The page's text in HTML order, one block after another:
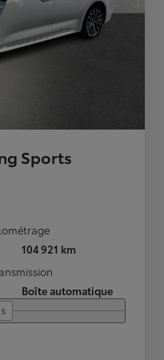
Sports
104 921 km
Boîte automatique